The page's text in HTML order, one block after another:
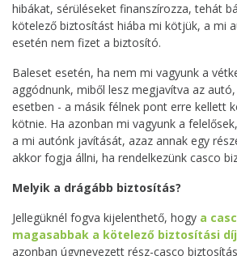
hibákat, sérüléseket finanszírozza, tehát
kötelező biztosítást hiába mi kötjük, a mi
esetén nem fizet a biztosító.
Baleset esetén, ha nem mi vagyunk a
aggódnunk, miből lesz megjavítva az
esetben - a másik félnek pont erre kellett
kötnie. Ha azonban mi vagyunk a
a mi autónk javítását, azaz annak egy
akkor fogja állni, ha rendelkezünk casco
Melyik a drágább biztosítás?
Jellegüknél fogva kijelenthető, hogy a
magasabbak a kötelező biztosítási
azonban úgynevezett rész-casco